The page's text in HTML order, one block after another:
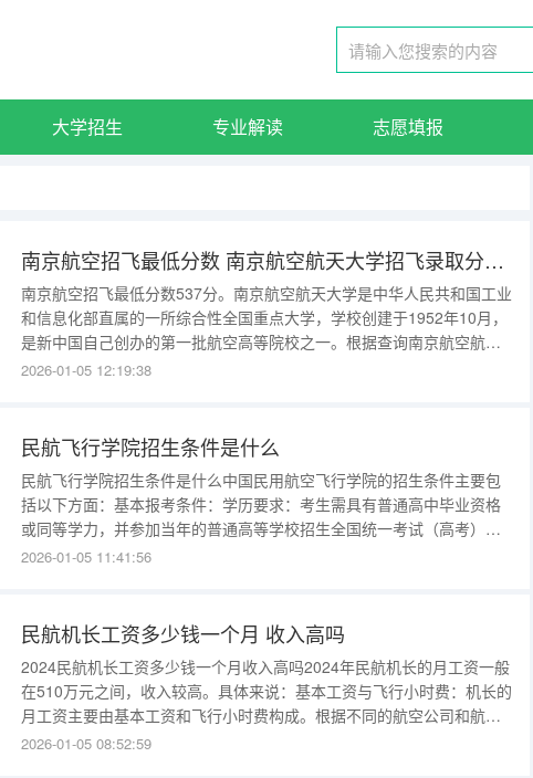
大学招生 专业解读 志愿填报
南京航空招飞最低分数 南京航空航天大学招飞录取分数线
南京航空招飞最低分数537分。南京航空航天大学是中华人民共和国工业
和信息化部直属的一所综合性全国重点大学，学校创建于1952年10月，
是新中国自己创办的第一批航空高等院校之一。根据查询南京航空航天
大学官方网站显示，2023年在江苏省（民航招飞本科提前批）的最低录
2026-01-05 12:19:38
民航飞行学院招生条件是什么
民航飞行学院招生条件是什么中国民用航空飞行学院的招生条件主要包
括以下方面：基本报考条件：学历要求：考生需具有普通高中毕业资格
或同等学力，并参加当年的普通高等学校招生全国统一考试（高考）。
年龄要求：本科专业报考者年龄不超过20周岁（具体日期可能因年份而
2026-01-05 11:41:56
民航机长工资多少钱一个月 收入高吗
2024民航机长工资多少钱一个月收入高吗2024年民航机长的月工资一般
在510万元之间，收入较高。具体来说：基本工资与飞行小时费：机长的
月工资主要由基本工资和飞行小时费构成。根据不同的航空公司和航
线，这一部分的收入会有所差异。一般而言，国有三大航空公司的机长
2026-01-05 08:52:59